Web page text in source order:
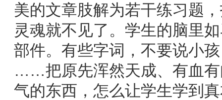
美的文章肢解为若干练习题
灵魂就不见了。学生的脑里
部件。有些字词，不要说小
……把原先浑然天成、有血有
气的东西，怎么让学生学到